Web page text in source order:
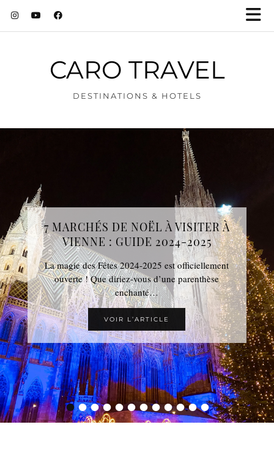
CARO TRAVEL
DESTINATIONS & HOTELS
••••••••••••
7 MARCHÉS DE NOËL À VISITER À
VIENNE : GUIDE 2024-2025
La magie des Fêtes 2024-2025 est officiellement
ouverte ! Que diriez-vous d’une parenthèse
enchanté…
VOIR L’ARTICLE
LES 9 PLUS BEAUX ROOFTOPS DE
MADRID
Madrid est une ville qui se dévoile encore plus
majestueuse vue d’en haut! Pour profiter davantage
…
VOIR L’ARTICLE